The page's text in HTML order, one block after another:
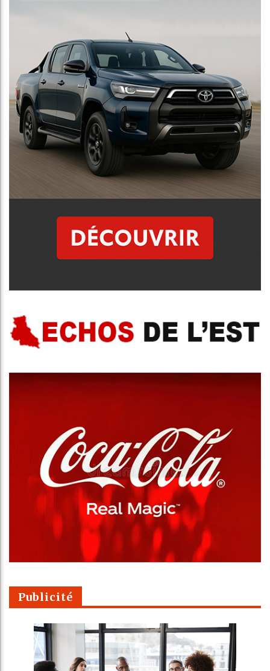
Publicité